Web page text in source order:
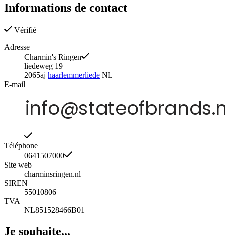
Informations de contact
Vérifié
Adresse
Charmin's Ringen
liedeweg 19
2065aj haarlemmerliede NL
E-mail
Téléphone
0641507000
Site web
charminsringen.nl
SIREN
55010806
TVA
NL851528466B01
Je souhaite...